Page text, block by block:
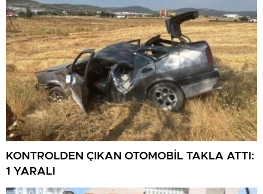
KONTROLDEN ÇIKAN OTOMOBİL TAKLA ATTI:
1 YARALI